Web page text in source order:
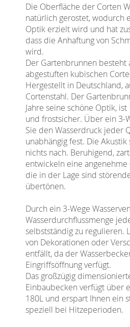
Die Oberfläche der Corten
natürlich gerostet, wodurch
Optik erzielt wird und hat
dass die Anhaftung von
wird.
Der Gartenbrunnen besteht
abgestuften kubischen
Hergestellt in Deutschland,
Cortenstahl. Der
Jahre seine schöne Optik,
und frostsicher. Über ein 3-
Sie den Wasserdruck jeder
unabhängig fest. Die
nichts nach. Beruhigend,
entwickeln eine angenehme
die in der Lage sind
übertönen.
Durch ein 3-Wege
Wasserdurchflussmenge
selbstständig zu regulieren.
von Dekorationen oder
entfällt, da der
Eingriffsöffnung verfügt.
Das großzügig
Einbaubecken verfügt über
180L und erspart Ihnen ein
speziell bei Hitzeperioden.